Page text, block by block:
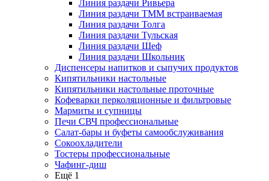
Линия раздачи Ривьера
Линия раздачи ТММ встраиваемая
Линия раздачи Толга
Линия раздачи Тульская
Линия раздачи Шеф
Линия раздачи Школьник
Диспенсеры напитков и сыпучих продуктов
Кипятильники настольные
Кипятильники настольные проточные
Кофеварки перколяционные и фильтровые
Мармиты и супницы
Печи СВЧ профессиональные
Салат-бары и буфеты самообслуживания
Сокоохладители
Тостеры профессиональные
Чафинг-диш
Ещё 1